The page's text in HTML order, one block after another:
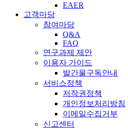
EAER
고객마당
참여마당
Q&A
FAQ
연구과제 제안
이용자 가이드
발간물구독안내
서비스정책
저작권정책
개인정보처리방침
이메일수집거부
신고센터